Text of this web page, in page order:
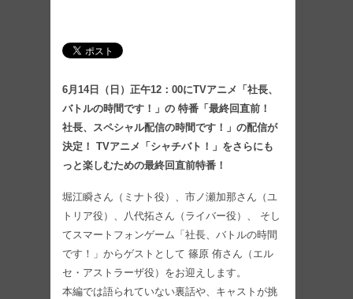
6月14日（日）正午12：00にTVアニメ「社長、
バトルの時間です！」の 特番「最終回直前！
社長、スペシャル配信の時間です！」の配信が
決定！ TVアニメ「シャチバト！」をさらにも
っと楽しむための最終回直前特番！
堀江瞬さん（ミナト役）、市ノ瀬加那さん（ユ
トリア役）、八代拓さん（ライバー役）、 そし
てスマートフォンゲーム「社長、バトルの時間
です！」からゲストとして 篠原 侑さん（エル
セ・アストラーザ役）をお迎えします。
本編では語られていない裏話や、キャストが挑